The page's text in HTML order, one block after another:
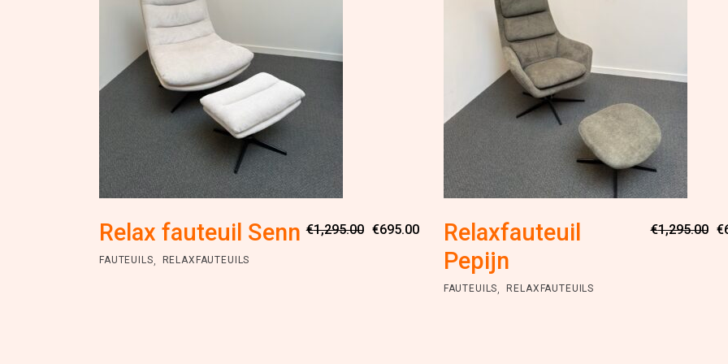
Relax fauteuil Senn €1,295.00
Oorspronkelijke
prijs
€1,295.00.
€695.00Huidige
prijs
€695.00.
FAUTEUILS, RELAXFAUTEUILS
Relaxfauteuil
Pepijn
€1,295.00 €
FAUTEUILS, RELAXFAUTEUILS